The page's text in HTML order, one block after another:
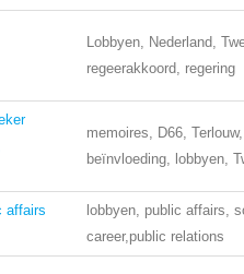
Lobbyen, Nederland,
regeerakkoord, regering
memoires, D66,
beïnvloeding, lobbyen,
affairs
lobbyen, public affairs,
career,public relations